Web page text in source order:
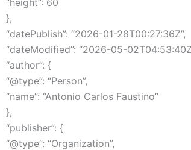
},
“datePublish”: “2026-01-28T00:27:36Z”,
“dateModified”: “2026-05-
“author”: {
“@type”: “Person”,
“name”: “Antonio Carlos Faustino”
},
“publisher”: {
“@type”: “Organization”,